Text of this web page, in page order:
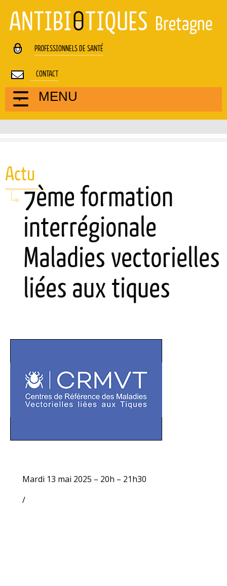
PROFESSIONNELS DE SANTÉ
CONTACT
MENU
Actu
7ème formation
interrégionale
Maladies vectorielles
liées aux tiques
Mardi 13 mai 2025 – 20h – 21h30
/